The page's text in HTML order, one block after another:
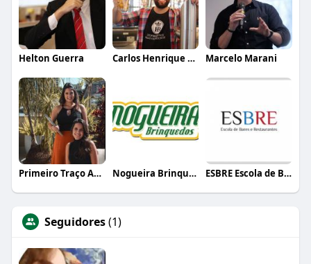
Helton Guerra Carlos Henrique de Faria Vasconcelos Marcelo Marani
Primeiro Traço Arquitetura Nogueira Brinquedos ESBRE Escola de Bares e Restaurantes
Seguidores(1)